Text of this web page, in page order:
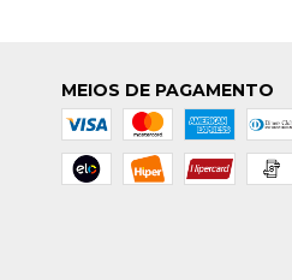
MEIOS DE PAGAMENTO